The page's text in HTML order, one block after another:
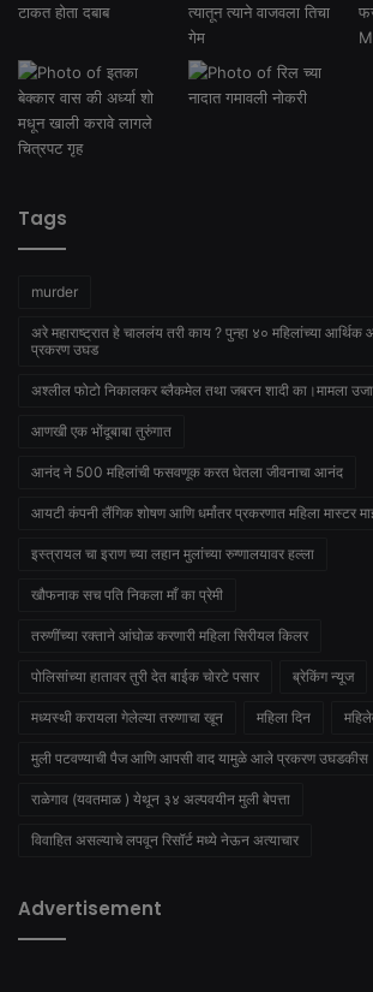
Tags
murder
अरे महाराष्ट्रात हे चाललंय तरी काय ? पुन्हा ४० महिलांच्या
प्रकरण उघड
अश्लील फोटो निकालकर ब्लैकमेल तथा जबरन शादी का।मामला
आणखी एक भोंदूबाबा तुरुंगात
आनंद ने 500 महिलांची फसवणूक करत घेतला जीवनाचा आनंद
आयटी कंपनी लैंगिक शोषण आणि धर्मांतर प्रकरणात महिला मास्टर
इस्त्रायल चा इराण च्या लहान मुलांच्या रुग्णालयावर हल्ला
खौफनाक सच पति निकला माँ का प्रेमी
तरुणींच्या रक्ताने आंघोळ करणारी महिला सिरीयल किलर
पोलिसांच्या हातावर तुरी देत बाईक चोरटे पसार ब्रेकिंग न्यूज
मध्यस्थी करायला गेलेल्या तरुणाचा खून महिला दिन
मुली पटवण्याची पैज आणि आपसी वाद यामुळे आले प्रकरण उघडकीस
राळेगाव (यवतमाळ ) येथून ३४ अल्पवयीन मुली बेपत्ता
विवाहित असल्याचे लपवून रिसॉर्ट मध्ये नेऊन अत्याचार
Advertisement